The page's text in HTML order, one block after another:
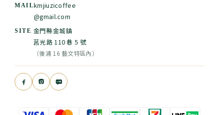
MAILkmjiuzicoffee
@gmail.com
SITE 金門縣金城鎮
莒光路 110 巷 5 號
（後浦 16 藝文特區內）